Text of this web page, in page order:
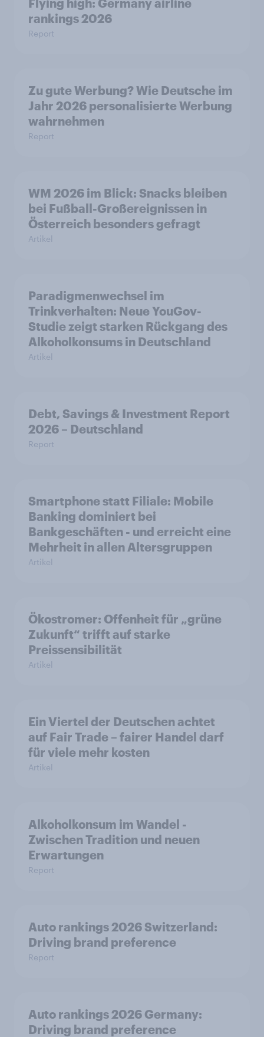
Flying high: Germany airline
rankings 2026
Report
Zu gute Werbung? Wie Deutsche im
Jahr 2026 personalisierte Werbung
wahrnehmen
Report
WM 2026 im Blick: Snacks bleiben
bei Fußball-Großereignissen in
Österreich besonders gefragt
Artikel
Paradigmenwechsel im
Trinkverhalten: Neue YouGov-
Studie zeigt starken Rückgang des
Alkoholkonsums in Deutschland
Artikel
Debt, Savings & Investment Report
2026 – Deutschland
Report
Smartphone statt Filiale: Mobile
Banking dominiert bei
Bankgeschäften - und erreicht eine
Mehrheit in allen Altersgruppen
Artikel
Ökostromer: Offenheit für „grüne
Zukunft“ trifft auf starke
Preissensibilität
Artikel
Ein Viertel der Deutschen achtet
auf Fair Trade – fairer Handel darf
für viele mehr kosten
Artikel
Alkoholkonsum im Wandel​ -
Zwischen Tradition und neuen
Erwartungen
Report
Auto rankings 2026 Switzerland:
Driving brand preference
Report
Auto rankings 2026 Germany:
Driving brand preference